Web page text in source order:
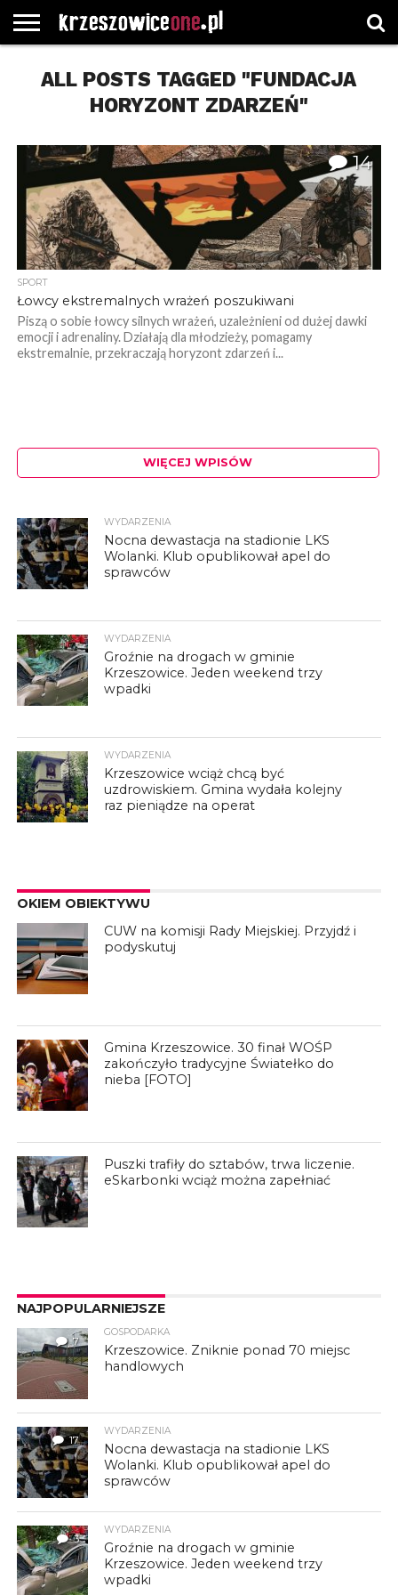
GŁÓWNA
WYBORY
SAMORZĄDOWE
WYBIERZ
KATEGORIE
ROZKŁADY
JAZDY
GREGORCZYK
WATCH
KONTAKT
ALL POSTS TAGGED "FUNDACJA
HORYZONT ZDARZEŃ"
14
SPORT
Łowcy ekstremalnych wrażeń poszukiwani
Piszą o sobie łowcy silnych wrażeń, uzależnieni od dużej dawki
emocji i adrenaliny. Działają dla młodzieży, pomagamy
ekstremalnie, przekraczają horyzont zdarzeń i...
WIĘCEJ WPISÓW
WYDARZENIA
Nocna dewastacja na stadionie LKS
Wolanki. Klub opublikował apel do
sprawców
WYDARZENIA
Groźnie na drogach w gminie
Krzeszowice. Jeden weekend trzy
wpadki
WYDARZENIA
Krzeszowice wciąż chcą być
uzdrowiskiem. Gmina wydała kolejny
raz pieniądze na operat
OKIEM OBIEKTYWU
CUW na komisji Rady Miejskiej. Przyjdź i
podyskutuj
Gmina Krzeszowice. 30 finał WOŚP
zakończyło tradycyjne Światełko do
nieba [FOTO]
Puszki trafiły do sztabów, trwa liczenie.
eSkarbonki wciąż można zapełniać
NAJPOPULARNIEJSZE
7
GOSPODARKA
Krzeszowice. Zniknie ponad 70 miejsc
handlowych
17
WYDARZENIA
Nocna dewastacja na stadionie LKS
Wolanki. Klub opublikował apel do
sprawców
3
WYDARZENIA
Groźnie na drogach w gminie
Krzeszowice. Jeden weekend trzy
wpadki